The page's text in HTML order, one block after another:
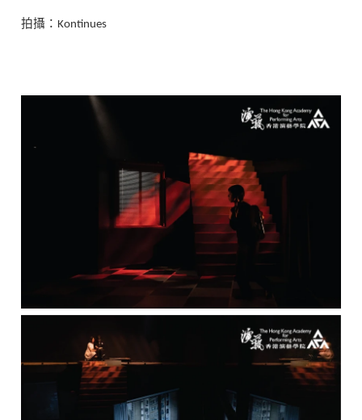
拍攝： Kontinues